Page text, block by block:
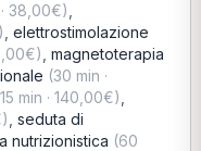
38,00€)
elettrostimolazione
magnetoterapia
(30 min ·
min · 140,00€)
seduta di
nutrizionistica (60